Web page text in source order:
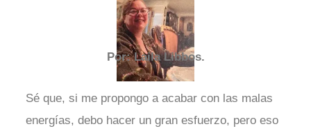
Por: Laila Libbos.
Sé que, si me propongo a acabar con las malas
energías, debo hacer un gran esfuerzo, pero eso